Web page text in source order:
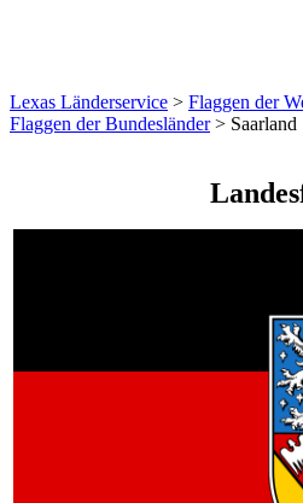
Lexas Länderservice > Flaggen der
Flaggen der Bundesländer> Saarland